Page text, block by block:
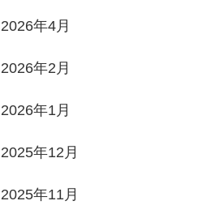
2026年4月
2026年2月
2026年1月
2025年12月
2025年11月